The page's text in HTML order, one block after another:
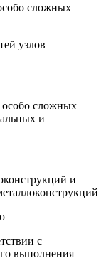
сложных
узлов
особо сложных
и
и
с
выполнения